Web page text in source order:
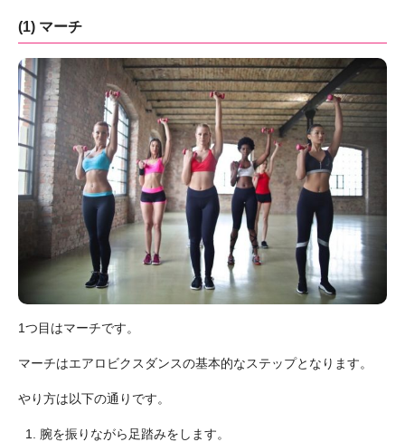
(1) マーチ
1つ目はマーチです。
マーチはエアロビクスダンスの基本的なステップとなります。
やり方は以下の通りです。
腕を振りながら足踏みをします。